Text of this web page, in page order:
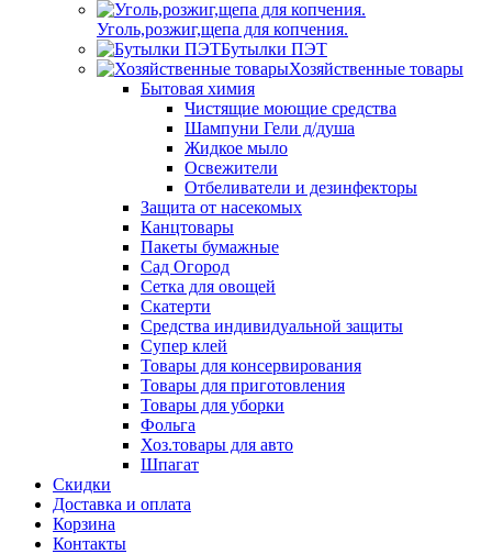
Уголь,розжиг,щепа для копчения.
Бутылки ПЭТ
Хозяйственные товары
Бытовая химия
Чистящие моющие средства
Шампуни Гели д/душа
Жидкое мыло
Освежители
Отбеливатели и дезинфекторы
Защита от насекомых
Канцтовары
Пакеты бумажные
Сад Огород
Сетка для овощей
Скатерти
Средства индивидуальной защиты
Супер клей
Товары для консервирования
Товары для приготовления
Товары для уборки
Фольга
Хоз.товары для авто
Шпагат
Скидки
Доставка и оплата
Корзина
Контакты